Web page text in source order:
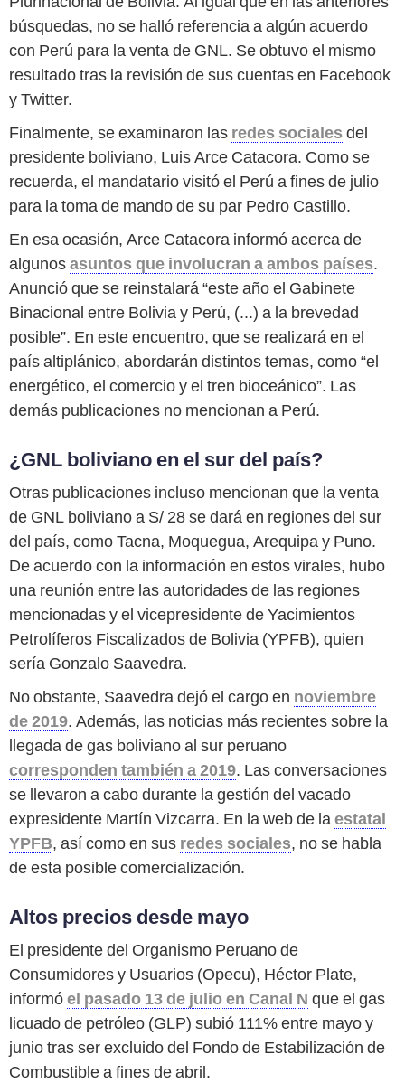
búsquedas, no se halló referencia a algún acuerdo
con Perú para la venta de GNL. Se obtuvo el mismo
resultado tras la revisión de sus cuentas en Facebook
y Twitter.
Finalmente, se examinaron las redes sociales del
presidente boliviano, Luis Arce Catacora. Como se
recuerda, el mandatario visitó el Perú a fines de julio
para la toma de mando de su par Pedro Castillo.
En esa ocasión, Arce Catacora informó acerca de
algunosasuntos que involucran a ambos países.
Anunció que se reinstalará “este año el Gabinete
Binacional entre Bolivia y Perú, (...) a la brevedad
posible”. En este encuentro, que se realizará en el
país altiplánico, abordarán distintos temas, como “el
energético, el comercio y el tren bioceánico”. Las
demás publicaciones no mencionan a Perú.
¿GNL boliviano en el sur del país?
Otras publicaciones incluso mencionan que la venta
de GNL boliviano a S/ 28 se dará en regiones del sur
del país, como Tacna, Moquegua, Arequipa y Puno.
De acuerdo con la información en estos virales, hubo
una reunión entre las autoridades de las regiones
mencionadas y el vicepresidente de Yacimientos
Petrolíferos Fiscalizados de Bolivia (YPFB), quien
sería Gonzalo Saavedra.
No obstante, Saavedra dejó el cargo en noviembre
de 2019. Además, las noticias más recientes sobre la
llegada de gas boliviano al sur peruano
corresponden también a 2019. Las conversaciones
se llevaron a cabo durante la gestión del vacado
expresidente Martín Vizcarra. En la web de laestatal
YPFB, así como en sus redes sociales, no se habla
de esta posible comercialización.
Altos precios desde mayo
El presidente del Organismo Peruano de
Consumidores y Usuarios (Opecu), Héctor Plate,
informóel pasado 13 de julio en Canal N que el gas
licuado de petróleo (GLP) subió 111% entre mayo y
junio tras ser excluido del Fondo de Estabilización de
Combustible a fines de abril.